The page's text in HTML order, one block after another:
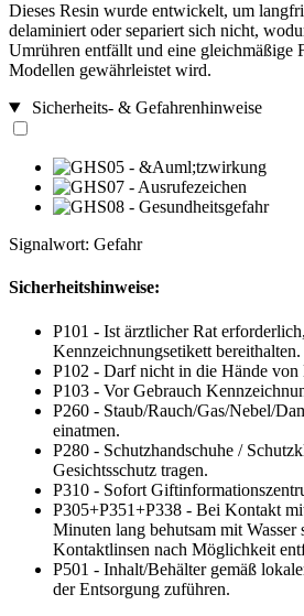
Dieses Resin wurde entwickelt, um
delaminiert oder separiert sich nicht,
Umrühren entfällt und eine gleichmäßige
Modellen gewährleistet wird.
Sicherheits- & Gefahrenhinweise
Signalwort: Gefahr
Sicherheitshinweise:
P101 - Ist ärztlicher Rat
Kennzeichnungsetikett bereithalten.
P102 - Darf nicht in die Hände von
P103 - Vor Gebrauch
P260 - Staub/Rauch/Gas/Nebel/
einatmen.
P280 - Schutzhandschuhe /
Gesichtsschutz tragen.
P310 - Sofort
P305+P351+P338 - Bei Kontakt
Minuten lang behutsam mit Wasser
Kontaktlinsen nach Möglichkeit
P501 - Inhalt/Behälter gemäß
der Entsorgung zuführen.